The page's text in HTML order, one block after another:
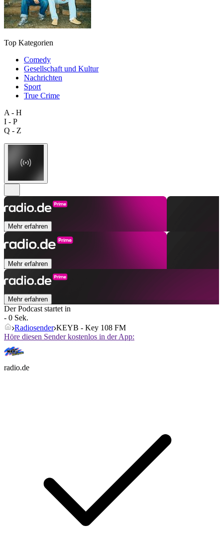
Top Kategorien
Comedy
Gesellschaft und Kultur
Nachrichten
Sport
True Crime
A - H
I - P
Q - Z
Mehr erfahren
Mehr erfahren
Mehr erfahren
Der Podcast startet in
- 0 Sek.
Radiosender KEYB - Key 108 FM
Höre diesen Sender kostenlos in der App:
radio.de